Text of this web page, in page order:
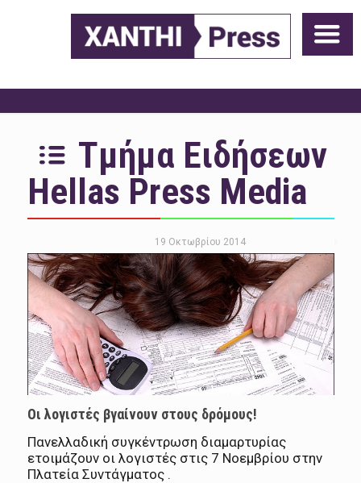
Τμήμα Ειδήσεων
Hellas Press Media
19 Οκτωβρίου 2014
Οι λογιστές βγαίνουν στους δρόμους!
Πανελλαδική συγκέντρωση διαμαρτυρίας
ετοιμάζουν οι λογιστές στις 7 Νοεμβρίου στην
Πλατεία Συντάγματος .